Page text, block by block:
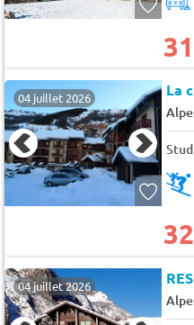
04 juillet 2026 La
04 juillet 2026